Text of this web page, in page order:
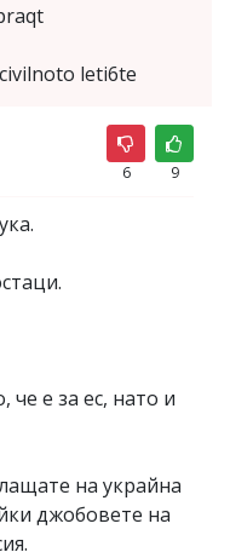
leti6te
6 9
е за ес, нато и
на украйна
джобовете на